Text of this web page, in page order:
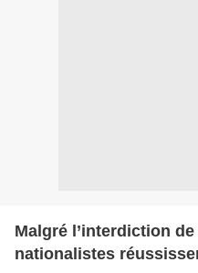
Malgré l’interdiction
nationalistes